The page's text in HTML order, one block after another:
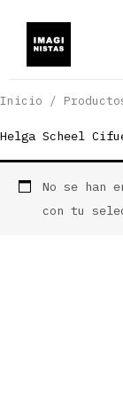
contenido
Inicio /
Helga Scheel
No se han
con tu